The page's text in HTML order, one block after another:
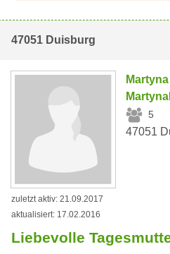
47051 Duisburg
5
47051
zuletzt aktiv: 21.09.2017
aktualisiert: 17.02.2016
Liebevolle